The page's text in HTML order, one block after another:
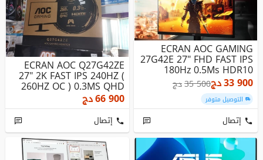
ECRAN AOC GAMING
27G42E 27" FHD FAST IPS
180Hz 0.5Ms HDR10
Adaptive-Sy...
33 900دج35 500دج
التوصيل متوفر
إتصال
ECRAN AOC Q27G42ZE
27" 2K FAST IPS 240HZ (
260HZ OC ) 0.3MS QHD
GAMING
66 900دج
إتصال